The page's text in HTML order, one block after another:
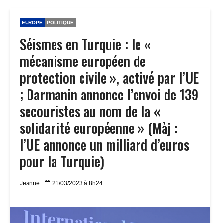
EUROPE POLITIQUE
Séismes en Turquie : le «
mécanisme européen de
protection civile », activé par l’UE
; Darmanin annonce l’envoi de 139
secouristes au nom de la «
solidarité européenne » (Màj :
l’UE annonce un milliard d’euros
pour la Turquie)
Jeanne 21/03/2023 à 8h24